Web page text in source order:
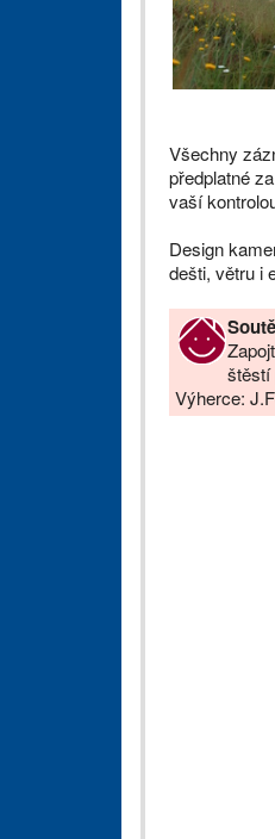
Všechny
předplatné
vaší
Design
dešti, větru i
štěstí
Výherce: